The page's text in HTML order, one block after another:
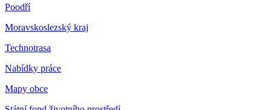
Poodří
Moravskoslezský kraj
Technotrasa
Nabídky práce
Mapy obce